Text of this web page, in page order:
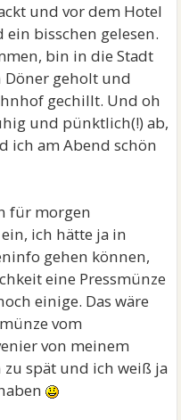
und vor dem Hotel
bisschen gelesen.
bin in die Stadt
geholt und
gechillt. Und oh
und pünktlich(!) ab,
ich am Abend schön
für morgen
ich hätte ja in
gehen können,
eine Pressmünze
einige. Das wäre
vom
von meinem
spät und ich weiß ja